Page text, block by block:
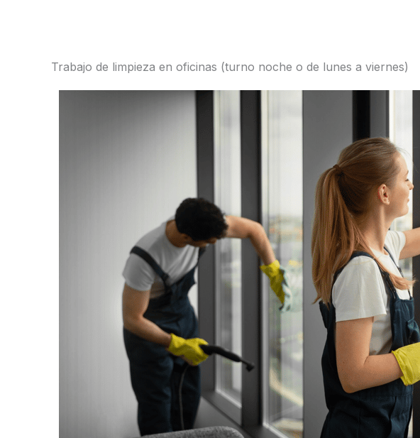
Trabajo de limpieza en oficinas (turno noche o de lunes a viernes)